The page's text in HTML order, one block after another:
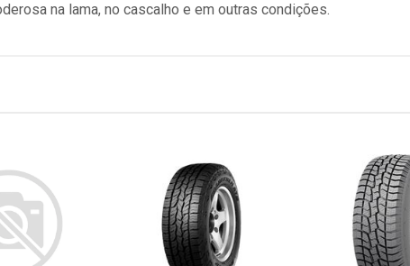
na lama, no cascalho e em outras condições.